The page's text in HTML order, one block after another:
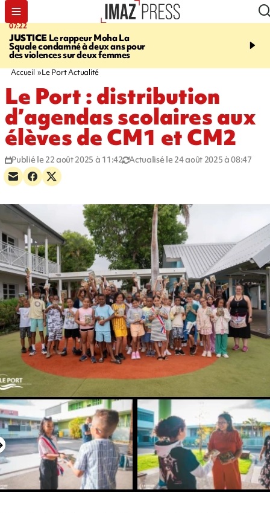
07:22
JUSTICE Le rappeur Moha La
Squale condamné à deux ans pour
des violences sur deux femmes
10:46
décède en juillet, 18
Accueil Le Port Actualité
Le Port : distribution
d’agendas scolaires aux
élèves de CM1 et CM2
Publié le 22 août 2025 à 11:42 Actualisé le 24 août 2025 à 08:47